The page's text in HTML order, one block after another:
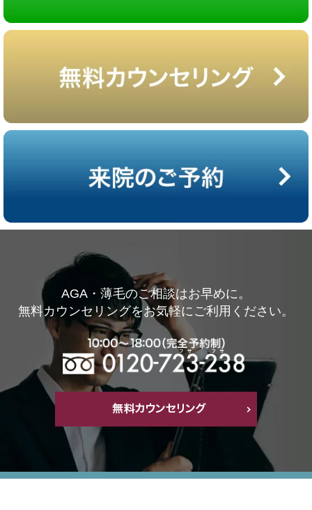
AGA・薄毛のご相談はお早めに。
無料カウンセリングをお気軽にご利用ください。